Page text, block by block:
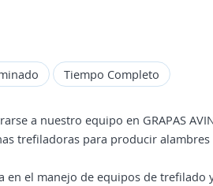
Tiempo Completo
a nuestro equipo en GRAPAS
trefiladoras para producir
en el manejo de equipos de trefilado